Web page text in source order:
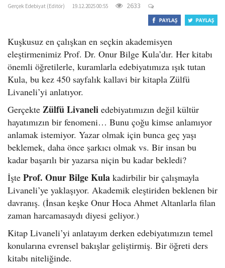
Gerçek Edebiyat (Editör) 19.12.2025 00:55 2633
Kuşkusuz en çalışkan en seçkin akademisyen
eleştirmenimiz Prof. Dr. Onur Bilge Kula’dır. Her kitabı
önemli öğretilerle, kuramlarla edebiyatımıza ışık tutan
Kula, bu kez 450 sayfalık kallavi bir kitapla Zülfü
Livaneli’yi anlatıyor.
Gerçekte Zülfü Livaneli edebiyatımızın değil kültür
hayatımızın bir fenomeni… Bunu çoğu kimse anlamıyor
anlamak istemiyor. Yazar olmak için bunca geç yaşı
beklemek, daha önce şarkıcı olmak vs. Bir insan bu
kadar başarılı bir yazarsa niçin bu kadar bekledi?
İşte Prof. Onur Bilge Kula kadirbilir bir çalışmayla
Livaneli’ye yaklaşıyor. Akademik eleştiriden beklenen bir
davranış. (İnsan keşke Onur Hoca Ahmet Altanlarla filan
zaman harcamasaydı diyesi geliyor.)
Kitap Livaneli’yi anlatayım derken edebiyatımızın temel
konularına evrensel bakışlar geliştirmiş. Bir öğreti ders
kitabı niteliğinde.